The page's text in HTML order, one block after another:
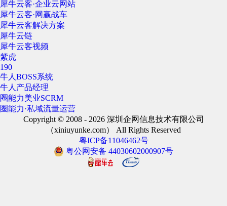
犀牛云客·企业云网站
犀牛云客·网赢战车
犀牛云客解决方案
犀牛云链
犀牛云客视频
紫虎
190
牛人BOSS系统
牛人产品经理
圈能力美业SCRM
圈能力·私域流量运营
Copyright © 2008 - 2026 深圳企网信息技术有限公司
（xiniuyunke.com） All Rights Reserved
粤ICP备11046462号
粤公网安备 44030602000907号